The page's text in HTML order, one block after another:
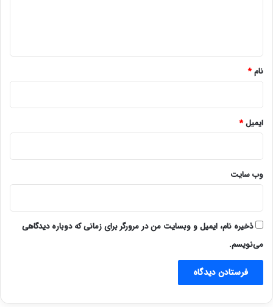
نام*
ایمیل*
وب‌ سایت
ذخیره نام، ایمیل و وبسایت من در مرورگر برای زمانی که دوباره دیدگاهی
می‌نویسم.